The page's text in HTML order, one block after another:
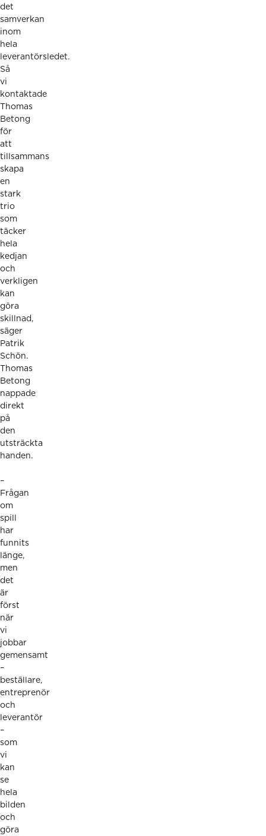
det
samverkan
inom
hela
leverantörsledet.
Så
vi
kontaktade
Thomas
Betong
för
att
tillsammans
skapa
en
stark
trio
som
täcker
hela
kedjan
och
verkligen
kan
göra
skillnad,
säger
Patrik
Schön.
Thomas
Betong
nappade
direkt
på
den
utsträckta
handen.
–
Frågan
om
spill
har
funnits
länge,
men
det
är
först
när
vi
jobbar
gemensamt
–
beställare,
entreprenör
och
leverantör
–
som
vi
kan
se
hela
bilden
och
göra